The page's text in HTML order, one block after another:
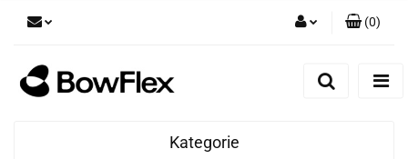
(0)
Kategorie